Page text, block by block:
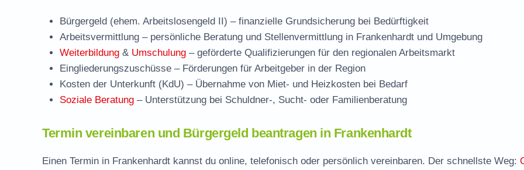
Bürgergeld (ehem. Arbeitslosengeld II) – finanzielle Grundsicherung bei Bedürftigkeit
Arbeitsvermittlung – persönliche Beratung und Stellenvermittlung in Frankenhardt und Umgebung
Weiterbildung & Umschulung – geförderte Qualifizierungen für den regionalen Arbeitsmarkt
Eingliederungszuschüsse – Förderungen für Arbeitgeber in der Region
Kosten der Unterkunft (KdU) – Übernahme von Miet- und Heizkosten bei Bedarf
Soziale Beratung – Unterstützung bei Schuldner-, Sucht- oder Familienberatung
Termin vereinbaren und Bürgergeld beantragen in Frankenhardt
Einen Termin in Frankenhardt kannst du online, telefonisch oder persönlich vereinbaren. Der schnellste Weg: